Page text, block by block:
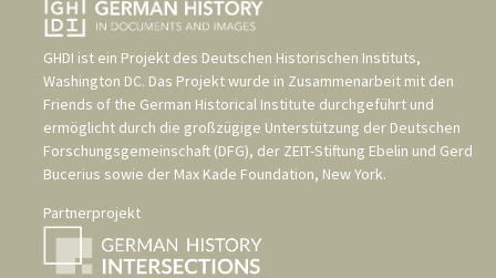
GHDI ist ein Projekt des Deutschen Historischen Instituts,
Washington DC. Das Projekt wurde in Zusammenarbeit mit den
Friends of the German Historical Institute durchgeführt und
ermöglicht durch die großzügige Unterstützung der Deutschen
Forschungsgemeinschaft (DFG), der ZEIT-Stiftung Ebelin und Gerd
Bucerius sowie der Max Kade Foundation, New York.
Partnerprojekt